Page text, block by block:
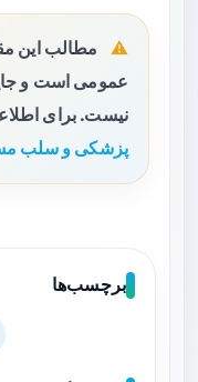
مطالب این
عمومی است و
نیست. برای
پزشکی و سلب
برچسب‌ها